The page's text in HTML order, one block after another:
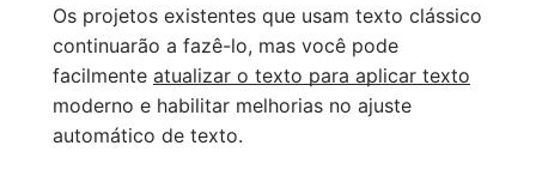
Os projetos existentes que usam texto clássico
continuarão a fazê-lo, mas você pode
facilmente atualizar o texto para aplicar texto
moderno e habilitar melhorias no ajuste
automático de texto.